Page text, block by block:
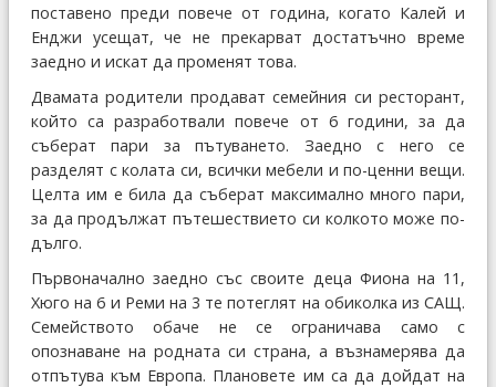
поставено преди повече от година, когато Калей и
Енджи усещат, че не прекарват достатъчно време
заедно и искат да променят това.
Двамата родители продават семейния си ресторант,
който са разработвали повече от 6 години, за да
съберат пари за пътуването. Заедно с него се
разделят с колата си, всички мебели и по-ценни вещи.
Целта им е била да съберат максимално много пари,
за да продължат пътешествието си колкото може по-
дълго.
Първоначално заедно със своите деца Фиона на 11,
Хюго на 6 и Реми на 3 те потеглят на обиколка из САЩ.
Семейството обаче не се ограничава само с
опознаване на родната си страна, а възнамерява да
отпътува към Европа. Плановете им са да дойдат на